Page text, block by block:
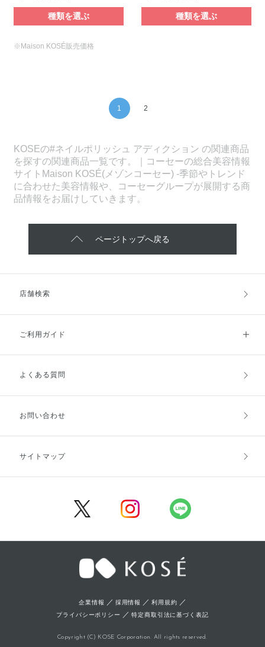
種類を選ぶ 種類を選ぶ
※Maison KOSÉ販売価格
1 2
KOSEの#ネイルポリッシュ アディクション の関連商品
を探すの関連商品一覧です。｜コーセーの総合美容情報
サイトMaison KOSÉ(メゾンコーセー) -季節やトレンド
に合わせた美容情報や、コーセーグループが展開する商
品情報をお届けしていきます。
ページトップへ戻る
店舗検索
ご利用ガイド
ご利用ガイドトップ
お支払方法
キャンセル・返品・交換
よくある質問
お問い合わせ
サイトマップ
企業情報 ／ 採用情報 ／利用規約 ／
プライバシーポリシー ／特定商取引法に基づく表記
Copyright (C) KOSE Corporation. All rights reserved.